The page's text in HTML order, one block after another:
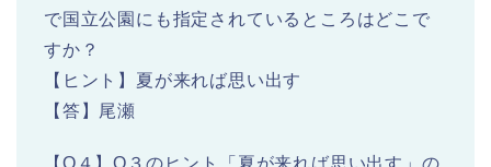
で国立公園にも指定されているところはどこで
すか？
【ヒント】夏が来れば思い出す
【答】尾瀬
【Q４】Q３のヒント「夏が来れば思い出す」の